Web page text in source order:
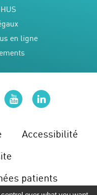
en ligne
Accessibilité
patients
youtubelinkedin